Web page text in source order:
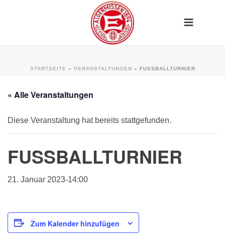
STARTSEITE » VERANSTALTUNGEN » FUSSBALLTURNIER
« Alle Veranstaltungen
Diese Veranstaltung hat bereits stattgefunden.
FUSSBALLTURNIER
21. Januar 2023-14:00
Zum Kalender hinzufügen